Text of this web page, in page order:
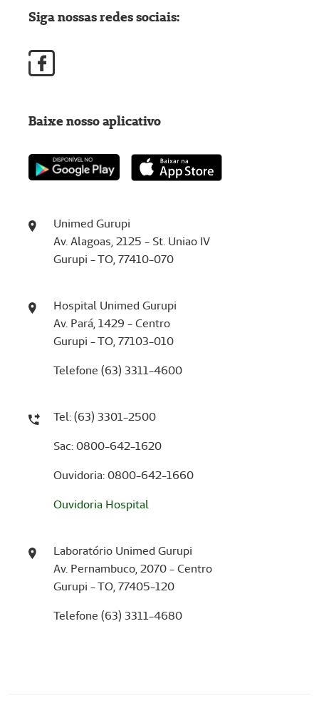
Unimed Gurupi
Av. Alagoas, 2125 - St. Uniao IV
Gurupi - TO, 77410-070
Hospital Unimed Gurupi
Av. Pará, 1429 - Centro
Gurupi - TO, 77103-010
Telefone (63) 3311-4600
Tel: (63) 3301-2500
Sac: 0800-642-1620
Ouvidoria: 0800-642-1660
Ouvidoria Hospital
Laboratório Unimed Gurupi
Av. Pernambuco, 2070 - Centro
Gurupi - TO, 77405-120
Telefone (63) 3311-4680
Siga nossas redes sociais:
Baixe nosso aplicativo